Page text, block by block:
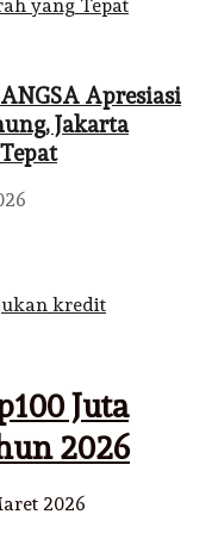
Apresiasi
Jakarta
Juta
2026
2026